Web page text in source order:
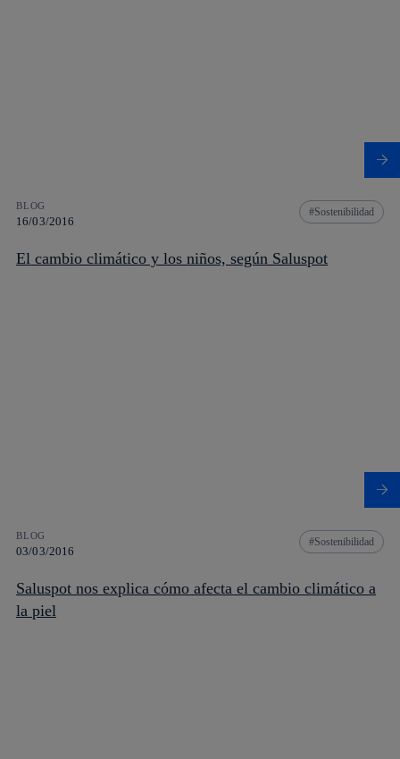
BLOG
16/03/2016
Sostenibilidad
El cambio climático y los niños, según Saluspot
BLOG
03/03/2016
Sostenibilidad
Saluspot nos explica cómo afecta el cambio climático a
la piel